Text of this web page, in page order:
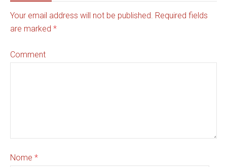
Your email address will not be published. Required fields
are marked *
Comment
Nome *